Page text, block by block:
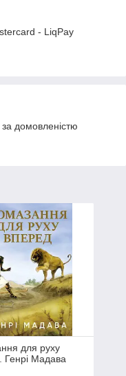
- LiqPay
домовленістю
для руху
Генрі Мадава